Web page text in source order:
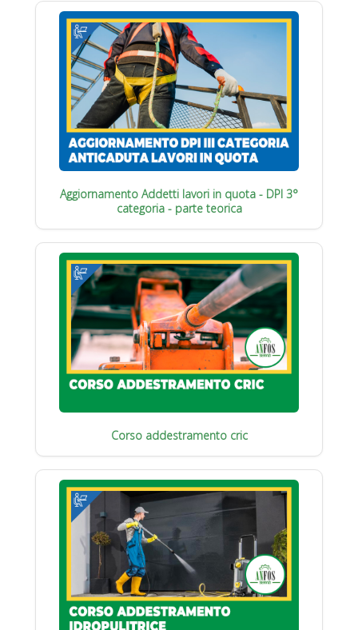
Aggiornamento Addetti lavori in quota - DPI 3°
categoria - parte teorica
Corso addestramento cric